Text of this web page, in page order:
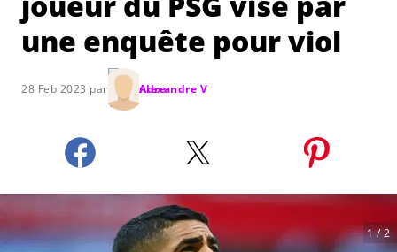
une enquête pour viol
28 Feb 2023 par Alexandre V
1 / 2